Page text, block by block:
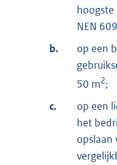
NEN
b.
op een
50 m2;
c.
op een
het
opslaan